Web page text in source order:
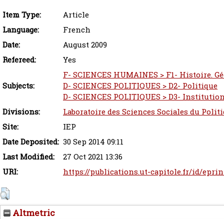
Item Type:
Article
Language:
French
Date:
August 2009
Refereed:
Yes
Subjects:
F- SCIENCES HUMAINES > F1- Histoire.
D- SCIENCES POLITIQUES > D2- Politique
D- SCIENCES POLITIQUES > D3-
Divisions:
Laboratoire des Sciences Sociales du
Site:
IEP
Date Deposited: 30 Sep 2014 09:11
Last Modified:
27 Oct 2021 13:36
URI:
https://publications.ut-capitole.fr/id/
Altmetric